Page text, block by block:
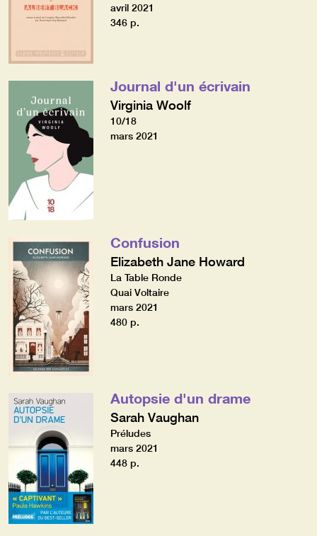
avril 2021
346 p.
Journal d'un écrivain
Virginia Woolf
10/18
mars 2021
Confusion
Elizabeth Jane Howard
La Table Ronde
Quai Voltaire
mars 2021
480 p.
Autopsie d'un drame
Sarah Vaughan
Préludes
mars 2021
448 p.